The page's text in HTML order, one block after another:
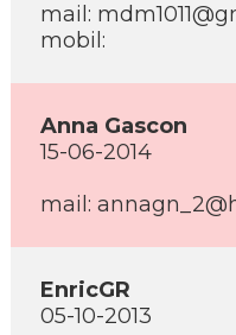
mail:
mobil:
Anna Gascon
15-06-2014
mail:
EnricGR
05-10-2013